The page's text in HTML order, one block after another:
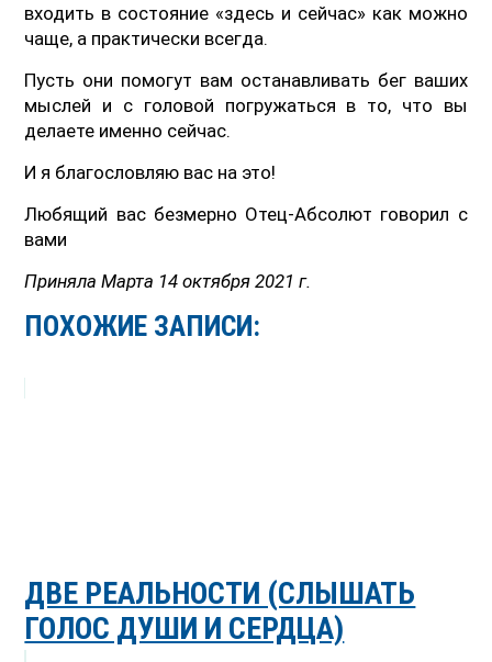
входить в состояние «здесь и сейчас» как можно
чаще, а практически всегда.
Пусть они помогут вам останавливать бег ваших
мыслей и с головой погружаться в то, что вы
делаете именно сейчас.
И я благословляю вас на это!
Любящий вас безмерно Отец-Абсолют говорил с
вами
Приняла Марта 14 октября 2021 г.
ПОХОЖИЕ ЗАПИСИ:
ДВЕ РЕАЛЬНОСТИ (СЛЫШАТЬ
ГОЛОС ДУШИ И СЕРДЦА)